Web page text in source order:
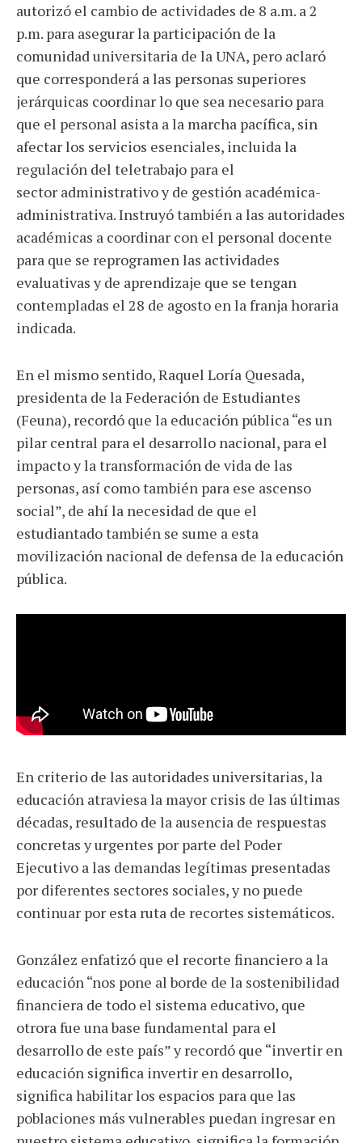
autorizó el cambio de actividades de 8 a.m. a 2
p.m. para asegurar la participación de la
comunidad universitaria de la UNA, pero aclaró
que corresponderá a las personas superiores
jerárquicas coordinar lo que sea necesario para
que el personal asista a la marcha pacífica, sin
afectar los servicios esenciales, incluida la
regulación del teletrabajo para el
sector administrativo y de gestión académica-
administrativa. Instruyó también a las autoridades
académicas a coordinar con el personal docente
para que se reprogramen las actividades
evaluativas y de aprendizaje que se tengan
contempladas el 28 de agosto en la franja horaria
indicada.
En el mismo sentido, Raquel Loría Quesada,
presidenta de la Federación de Estudiantes
(Feuna), recordó que la educación pública “es un
pilar central para el desarrollo nacional, para el
impacto y la transformación de vida de las
personas, así como también para ese ascenso
social”, de ahí la necesidad de que el
estudiantado también se sume a esta
movilización nacional de defensa de la educación
pública.
En criterio de las autoridades universitarias, la
educación atraviesa la mayor crisis de las últimas
décadas, resultado de la ausencia de respuestas
concretas y urgentes por parte del Poder
Ejecutivo a las demandas legítimas presentadas
por diferentes sectores sociales, y no puede
continuar por esta ruta de recortes sistemáticos.
González enfatizó que el recorte financiero a la
educación “nos pone al borde de la sostenibilidad
financiera de todo el sistema educativo, que
otrora fue una base fundamental para el
desarrollo de este país” y recordó que “invertir en
educación significa invertir en desarrollo,
significa habilitar los espacios para que las
poblaciones más vulnerables puedan ingresar en